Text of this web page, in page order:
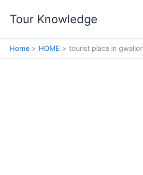
Tour Knowledge
Home HOME tourist place in gwalior